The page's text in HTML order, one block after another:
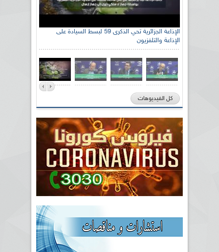
الإذاعة الجزائرية تحي الذكرى 59 لبسط السيادة على
الإذاعة والتلفزيون
كل الفيديوهات